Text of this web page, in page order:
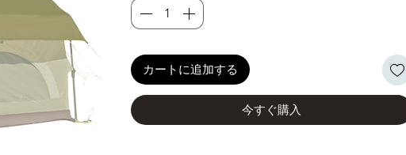
カートに追加する
今すぐ購入